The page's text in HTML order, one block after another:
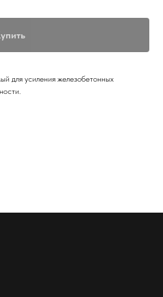
для усиления железобетонных